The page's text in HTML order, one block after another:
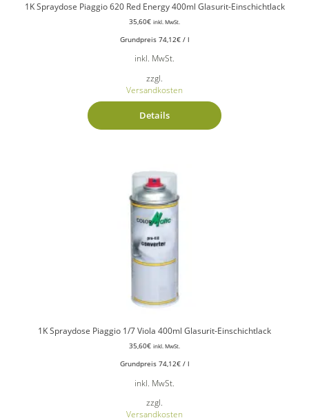
1K Spraydose Piaggio 620 Red Energy 400ml Glasurit-Einschichtlack
35,60€ inkl. MwSt.
Grundpreis 74,12€/ l
inkl. MwSt.
zzgl.
Versandkosten
Details
1K Spraydose Piaggio 1/7 Viola 400ml Glasurit-Einschichtlack
35,60€ inkl. MwSt.
Grundpreis 74,12€/ l
inkl. MwSt.
zzgl.
Versandkosten